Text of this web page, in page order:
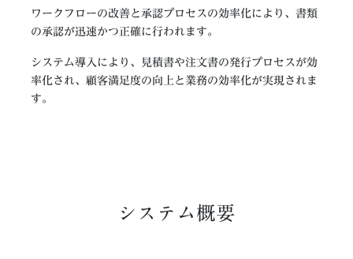
ワークフローの改善と承認プロセスの効率化により、書類
の承認が迅速かつ正確に行われます​。
システム導入により、見積書や注文書の発行プロセスが効
率化され、顧客満足度の向上と業務の効率化が実現されま
す​。
システム概要